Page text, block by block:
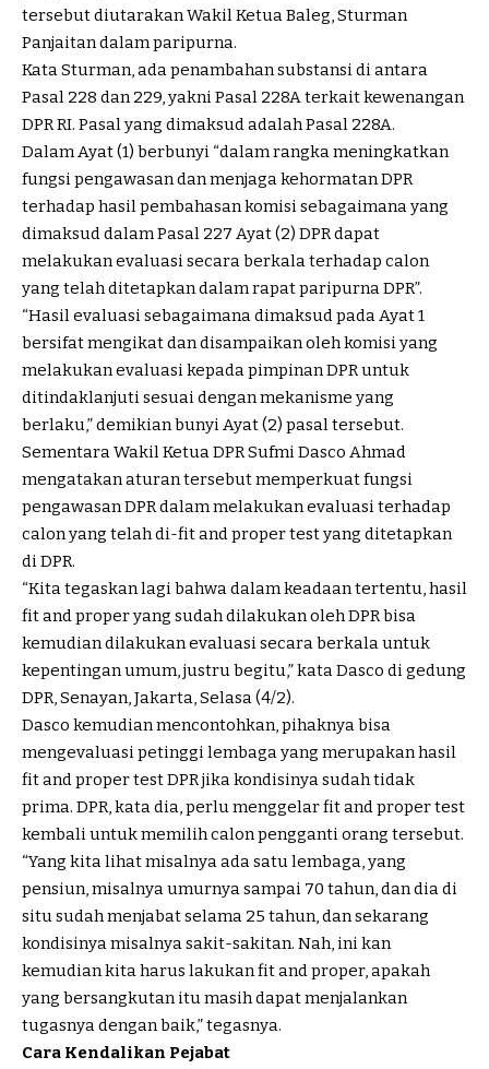
tersebut diutarakan Wakil Ketua Baleg, Sturman
Panjaitan dalam paripurna.
Kata Sturman, ada penambahan substansi di antara
Pasal 228 dan 229, yakni Pasal 228A terkait kewenangan
DPR RI. Pasal yang dimaksud adalah Pasal 228A.
Dalam Ayat (1) berbunyi “dalam rangka meningkatkan
fungsi pengawasan dan menjaga kehormatan DPR
terhadap hasil pembahasan komisi sebagaimana yang
dimaksud dalam Pasal 227 Ayat (2) DPR dapat
melakukan evaluasi secara berkala terhadap calon
yang telah ditetapkan dalam rapat paripurna DPR”.
“Hasil evaluasi sebagaimana dimaksud pada Ayat 1
bersifat mengikat dan disampaikan oleh komisi yang
melakukan evaluasi kepada pimpinan DPR untuk
ditindaklanjuti sesuai dengan mekanisme yang
berlaku,” demikian bunyi Ayat (2) pasal tersebut.
Sementara Wakil Ketua DPR Sufmi Dasco Ahmad
mengatakan aturan tersebut memperkuat fungsi
pengawasan DPR dalam melakukan evaluasi terhadap
calon yang telah di-fit and proper test yang ditetapkan
di DPR.
“Kita tegaskan lagi bahwa dalam keadaan tertentu, hasil
fit and proper yang sudah dilakukan oleh DPR bisa
kemudian dilakukan evaluasi secara berkala untuk
kepentingan umum, justru begitu,” kata Dasco di gedung
DPR, Senayan, Jakarta, Selasa (4/2).
Dasco kemudian mencontohkan, pihaknya bisa
mengevaluasi petinggi lembaga yang merupakan hasil
fit and proper test DPR jika kondisinya sudah tidak
prima. DPR, kata dia, perlu menggelar fit and proper test
kembali untuk memilih calon pengganti orang tersebut.
“Yang kita lihat misalnya ada satu lembaga, yang
pensiun, misalnya umurnya sampai 70 tahun, dan dia di
situ sudah menjabat selama 25 tahun, dan sekarang
kondisinya misalnya sakit-sakitan. Nah, ini kan
kemudian kita harus lakukan fit and proper, apakah
yang bersangkutan itu masih dapat menjalankan
tugasnya dengan baik,” tegasnya.
Cara Kendalikan Pejabat